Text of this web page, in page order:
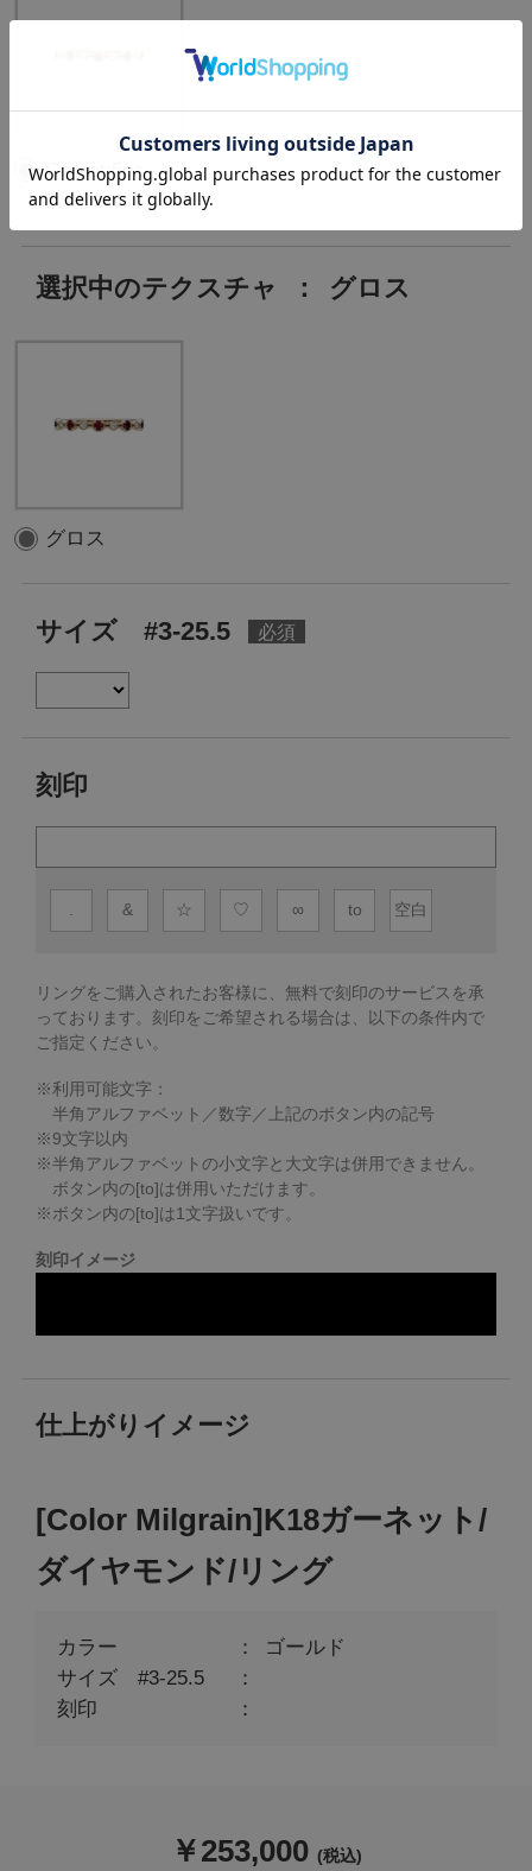
Garnet:5pc ,
D:0.05ct
選択中のテクスチャ ： グロス
グロス
サイズ #3-25.5
刻印
& ☆ ♡ ∞ to 空白
リングをご購入されたお客様に、無料で刻印のサービスを承
っております。 刻印をご希望される場合は、以下の条件内で
ご指定ください。
※利用可能文字：
半角アルファベット／数字／上記のボタン内の記号
※9文字以内
※半角アルファベットの小文字と大文字は併用できません。
ボタン内の[to]は併用いただけます。
※ボタン内の[to]は1文字扱いです。
刻印イメージ
仕上がりイメージ
[Color Milgrain]K18ガーネット/
ダイヤモンド/リング
カラー
ゴールド
サイズ #3-25.5
刻印
￥253,000 (税込)